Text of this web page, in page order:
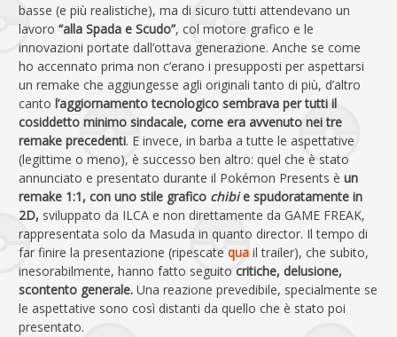
basse (e più realistiche), ma di sicuro tutti attendevano un
lavoro “alla Spada e Scudo”, col motore grafico e le
innovazioni portate dall’ottava generazione. Anche se come
ho accennato prima non c’erano i presupposti per aspettarsi
un remake che aggiungesse agli originali tanto di più, d’altro
canto l’aggiornamento tecnologico sembrava per tutti il
cosiddetto minimo sindacale, come era avvenuto nei tre
remake precedenti. E invece, in barba a tutte le aspettative
(legittime o meno), è successo ben altro: quel che è stato
annunciato e presentato durante il Pokémon Presents è un
remake 1:1, con uno stile grafico chibie spudoratamente in
2D, sviluppato da ILCA e non direttamente da GAME FREAK,
rappresentata solo da Masuda in quanto director. Il tempo di
far finire la presentazione (ripescate qua il trailer), che subito,
inesorabilmente, hanno fatto seguito critiche, delusione,
scontento generale. Una reazione prevedibile, specialmente se
le aspettative sono così distanti da quello che è stato poi
presentato.